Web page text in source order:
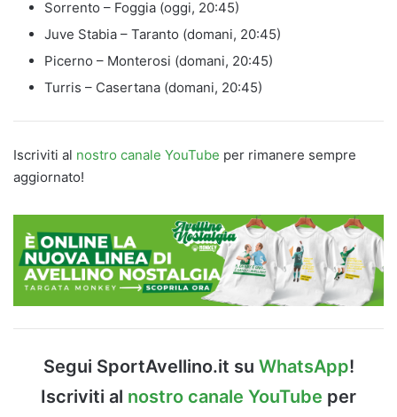
Sorrento – Foggia (oggi, 20:45)
Juve Stabia – Taranto (domani, 20:45)
Picerno – Monterosi (domani, 20:45)
Turris – Casertana (domani, 20:45)
Iscriviti al nostro canale YouTube per rimanere sempre
aggiornato!
Segui SportAvellino.it su WhatsApp!
Iscriviti al nostro canale YouTube per